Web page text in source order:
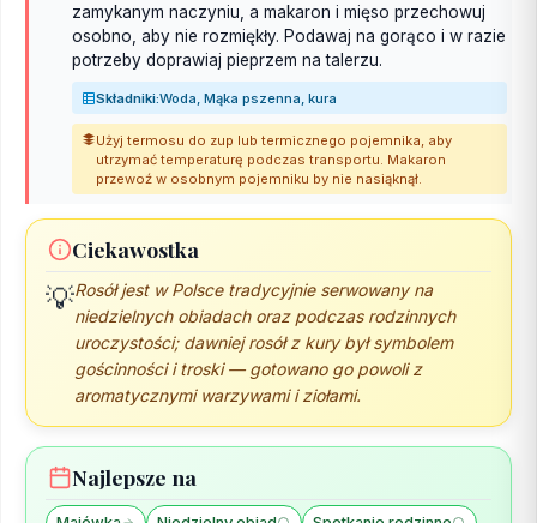
zamykanym naczyniu, a makaron i mięso przechowuj
osobno, aby nie rozmiękły. Podawaj na gorąco i w razie
potrzeby doprawiaj pieprzem na talerzu.
Składniki:Woda, Mąka pszenna, kura
Użyj termosu do zup lub termicznego pojemnika, aby
utrzymać temperaturę podczas transportu. Makaron
przewoź w osobnym pojemniku by nie nasiąknął.
Ciekawostka
💡Rosół jest w Polsce tradycyjnie serwowany na
niedzielnych obiadach oraz podczas rodzinnych
uroczystości; dawniej rosół z kury był symbolem
gościnności i troski — gotowano go powoli z
aromatycznymi warzywami i ziołami.
Najlepsze na